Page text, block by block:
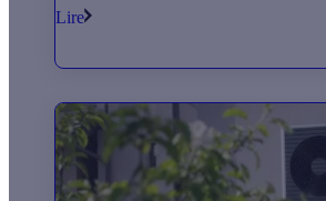
Lire